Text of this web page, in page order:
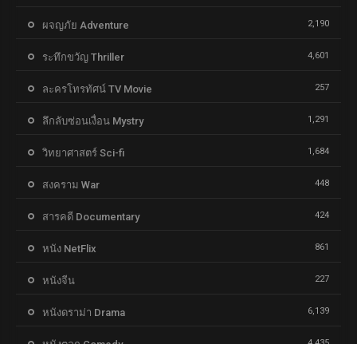
ผจญภัย Adventure 2,190
ระทึกขวัญ Thriller 4,601
ละครโทรทัศน์ TV Movie 257
ลึกลับซ่อนเงื่อน Mystry 1,291
วิทยาศาสตร์ Sci-fi 1,684
สงคราม War 448
สารคดี Documentary 424
หนัง NetFlix 861
หนังจีน 227
หนังดราม่า Drama 6,139